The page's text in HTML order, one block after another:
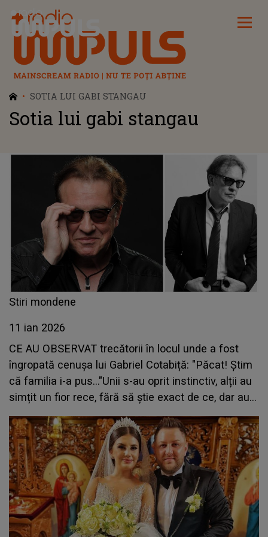
Radio Impuls
SOTIA LUI GABI STANGAU
Sotia lui gabi stangau
Stiri mondene
11 ian 2026
CE AU OBSERVAT trecătorii în locul unde a fost
îngropată cenușa lui Gabriel Cotabiță: "Păcat! Știm
că familia i-a pus..."Unii s-au oprit instinctiv, alții au
simțit un fior rece, fără să știe exact de ce, dar au
simțit nevoia să se oprească câteva momente